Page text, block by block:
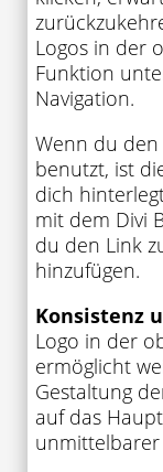
Logos in der
Funktion
Navigation.
Wenn du
benutzt, ist
dich
mit dem Divi
du den Link
hinzufügen.
Konsistenz
Logo in der
ermöglicht
Gestaltung
auf das